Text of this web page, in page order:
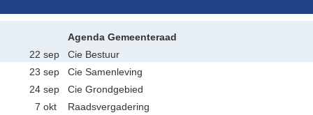
Agenda Gemeenteraad
22 sep
Cie Bestuur
23 sep
Cie Samenleving
24 sep
Cie Grondgebied
7 okt
Raadsvergadering